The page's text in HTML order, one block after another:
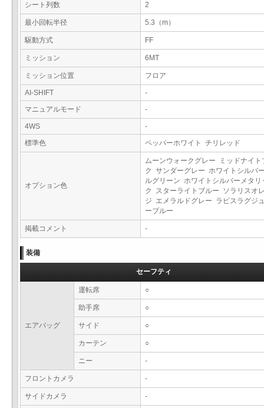
シート列数 2
最小回転半径 5.3（m）
駆動方式 FF
ミッション 6MT
ミッション位置 フロア
AI-SHIFT
-
マニュアルモード
-
4WS
-
標準色
ペッパーホワイト チリレッド
オプション色
ムーンウォークグレー ミッドナイト
ク サンダーグレー ホワイトシルバ
ルグリーン ホワイトシルバーメタリ
ク スターライトブルー ソラリスオ
ジ エメラルドグレー ラピスラグジ
ーブルー
掲載コメント -
装備
セーフティ
エアバッグ
運転席 ○
助手席 ○
サイド ○
カーテン ○
ニー -
フロントカメラ -
サイドカメラ -